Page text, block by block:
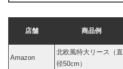
店舗 商品例
Amazon
北欧風特大リース（直
径50cm）